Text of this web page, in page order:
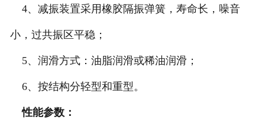
4、减振装置采用橡胶隔振弹簧，寿命长，噪音
小，过共振区平稳；
5、润滑方式：油脂润滑或稀油润滑；
6、按结构分轻型和重型。
性能参数：